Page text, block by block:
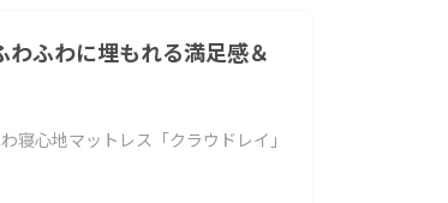
ふわに埋もれる満足感＆
寝心地マットレス「クラウドレイ」